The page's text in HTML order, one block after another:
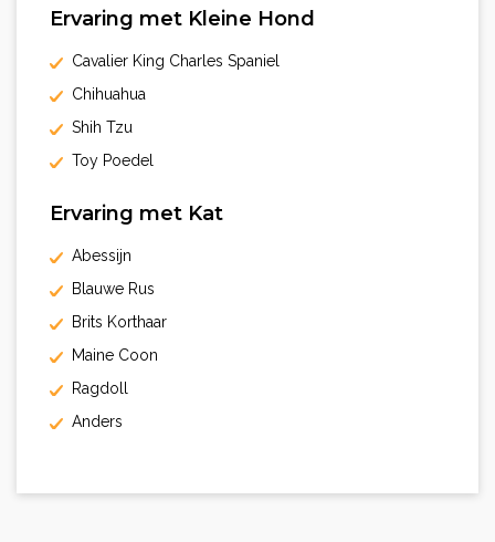
Ervaring met Kleine Hond
Cavalier King Charles Spaniel
Chihuahua
Shih Tzu
Toy Poedel
Ervaring met Kat
Abessijn
Blauwe Rus
Brits Korthaar
Maine Coon
Ragdoll
Anders